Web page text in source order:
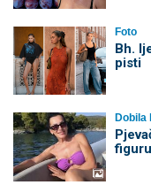
Foto
Bh.
pisti
Dobila
figuru